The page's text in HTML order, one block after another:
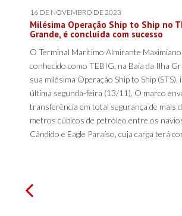
16 DE NOVEMBRO DE 2023
Milésima Operação Ship to Ship no
Grande, é concluída com sucesso
O Terminal Marítimo Almirante Maximiano
conhecido como TEBIG, na Baía da Ilha
sua milésima Operação Ship to Ship (STS),
última segunda-feira (13/11). O marco
transferência em total segurança de mais
metros cúbicos de petróleo entre os
Cândido e Eagle Paraíso, cuja carga terá